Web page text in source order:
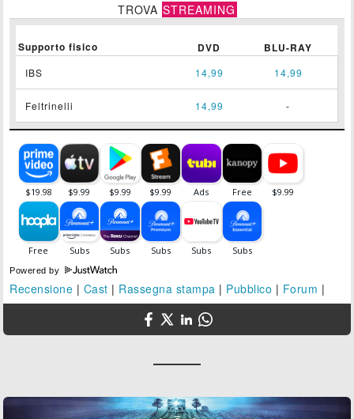
TROVA STREAMING
Supporto fisico DVD BLU-RAY
IBS 14,99 14,99
Feltrinelli 14,99 -
Powered by
Recensione | Cast | Rassegna stampa | Pubblico | Forum |